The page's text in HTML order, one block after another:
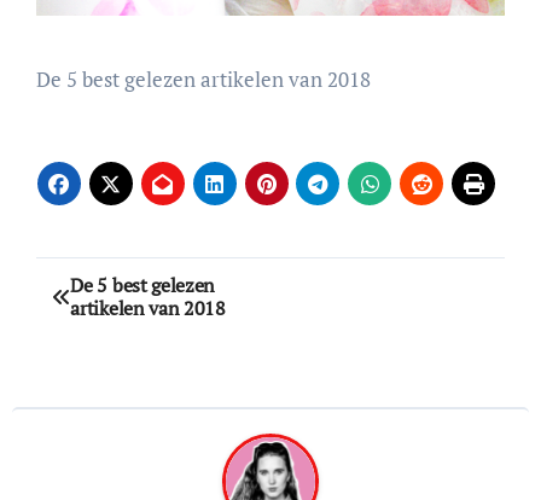
De 5 best gelezen artikelen van 2018
Bericht
navigatie
De 5 best gelezen
artikelen van 2018